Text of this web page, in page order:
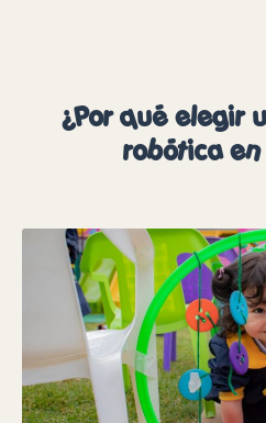
¿Por qué elegir
robótica